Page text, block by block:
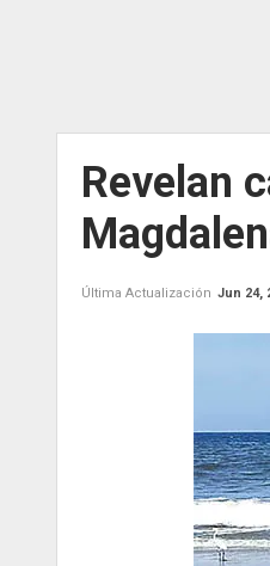
Revelan
Última Actualización Jun 24,